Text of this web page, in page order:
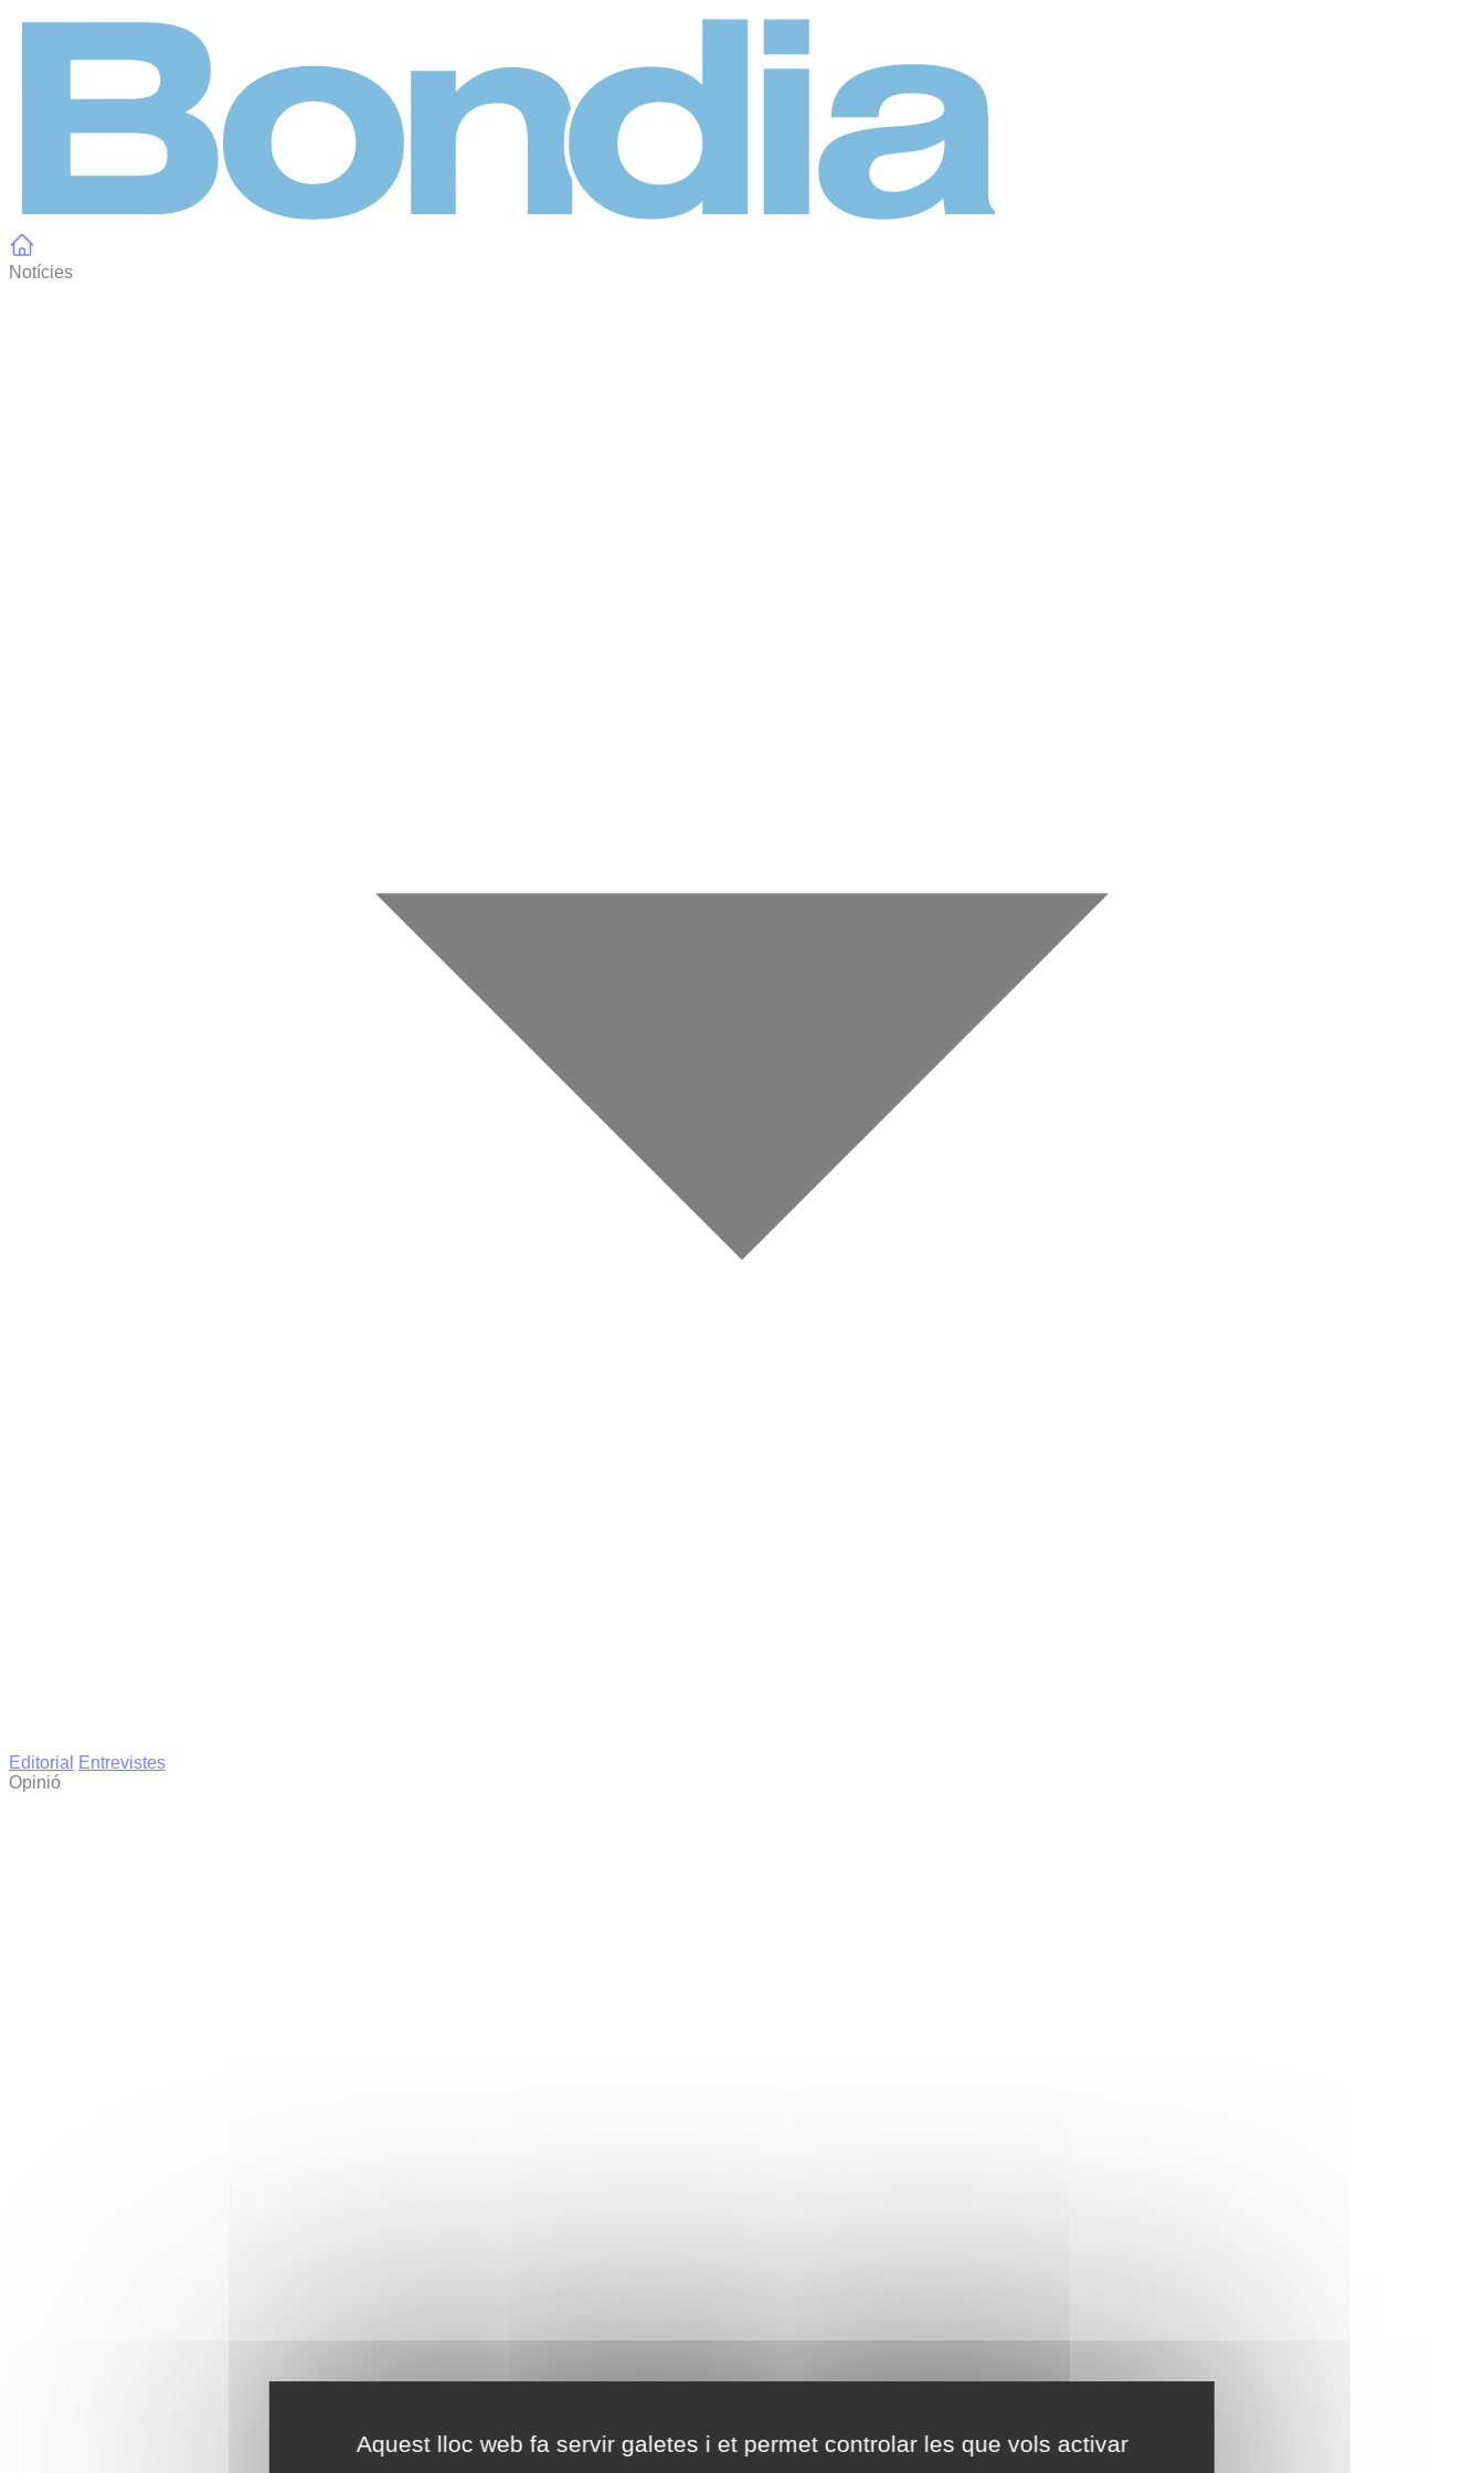
Aquest lloc web fa servir galetes i et permet controlar les que vols activar
Notícies
Editorial
Entrevistes
Opinió